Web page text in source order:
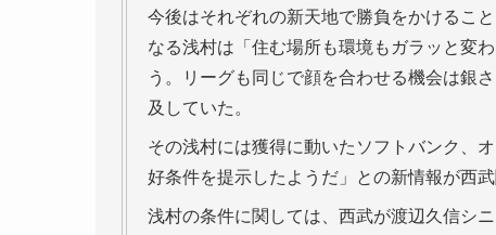
今後はそれぞれの新天地で勝負をかけるこ
なる浅村は「住む場所も環境もガラッと変
う。リーグも同じで顔を合わせる機会は銀
及していた。
その浅村には獲得に動いたソフトバンク、
好条件を提示したようだ」との新情報が西
浅村の条件に関しては、西武が渡辺久信シ